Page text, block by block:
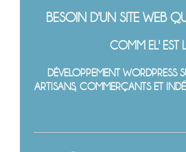
BESOIN D'UN SITE WEB
COMM EL' EST
DÉVELOPPEMENT WORDPRESS
ARTISANS, COMMERÇANTS ET